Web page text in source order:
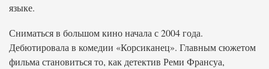
языке.
Сниматься в большом кино начала с 2004 года.
Дебютировала в комедии «Корсиканец». Главным сюжетом
фильма становиться то, как детектив Реми Франсуа,